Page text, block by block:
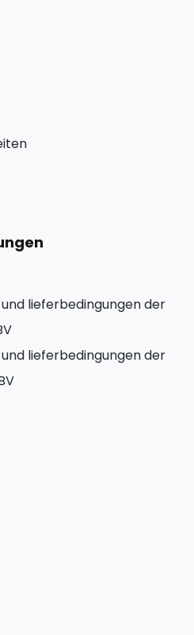
lieferbedingungen der
lieferbedingungen der